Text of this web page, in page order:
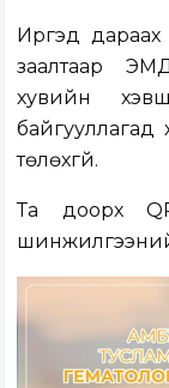
Иргэд
заалтаар
хувийн
байгууллагад
төлөхгүй.
Та доорх